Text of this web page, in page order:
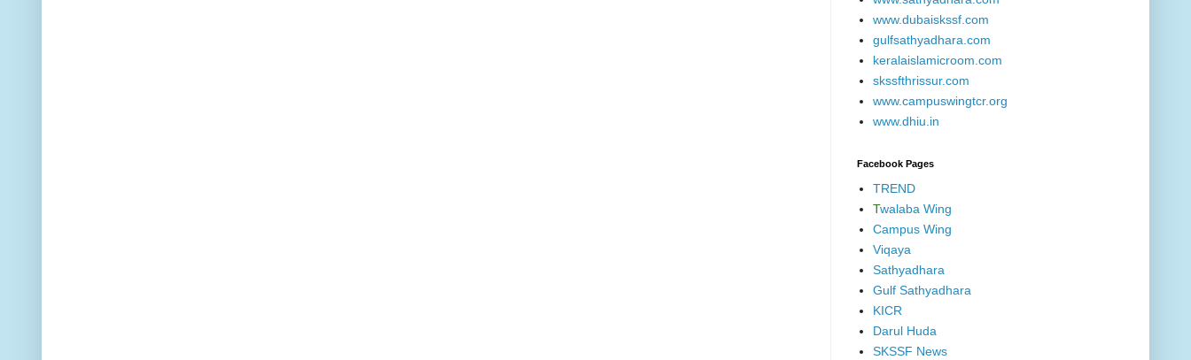
www.dubaiskssf.com
gulfsathyadhara.com
keralaislamicroom.com
skssfthrissur.com
www.campuswingtcr.org
www.dhiu.in
Facebook Pages
TREND
Twalaba Wing
Campus Wing
Viqaya
Sathyadhara
Gulf Sathyadhara
KICR
Darul Huda
SKSSF News